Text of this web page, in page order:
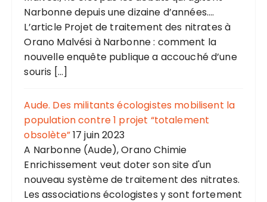
Narbonne depuis une dizaine d’années....
L’article Projet de traitement des nitrates à
Orano Malvési à Narbonne : comment la
nouvelle enquête publique a accouché d’une
souris […]
Aude. Des militants écologistes mobilisent la
population contre 1 projet “totalement
obsolète”17 juin 2023
A Narbonne (Aude), Orano Chimie
Enrichissement veut doter son site d'un
nouveau système de traitement des nitrates.
Les associations écologistes y sont fortement